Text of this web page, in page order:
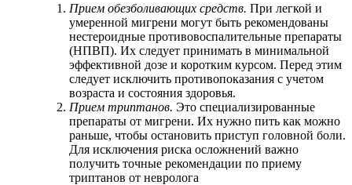
Прием обезболивающих средств. При легкой и
умеренной мигрени могут быть рекомендованы
нестероидные противовоспалительные препараты
(НПВП). Их следует принимать в минимальной
эффективной дозе и коротким курсом. Перед этим
следует исключить противопоказания с учетом
возраста и состояния здоровья.
Прием триптанов. Это специализированные
препараты от мигрени. Их нужно пить как можно
раньше, чтобы остановить приступ головной боли.
Для исключения риска осложнений важно
получить точные рекомендации по приему
триптанов от невролога